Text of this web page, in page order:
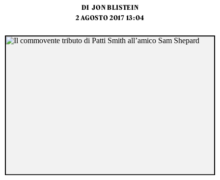
DI JON BLISTEIN
2 AGOSTO 2017 13:04